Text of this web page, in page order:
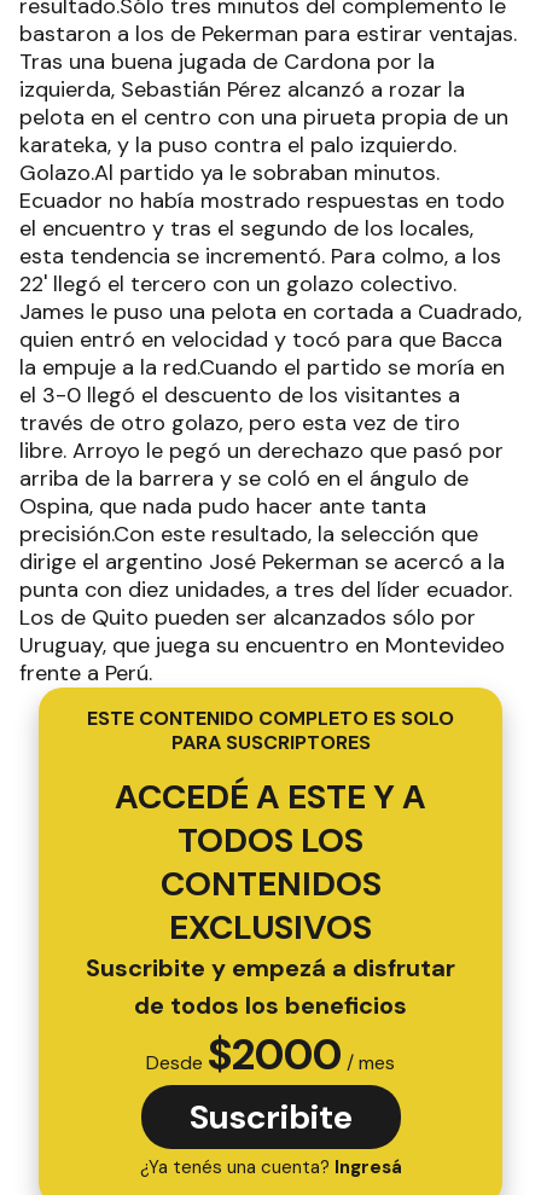
resultado.Sólo tres minutos del complemento le
bastaron a los de Pekerman para estirar ventajas.
Tras una buena jugada de Cardona por la
izquierda, Sebastián Pérez alcanzó a rozar la
pelota en el centro con una pirueta propia de un
karateka, y la puso contra el palo izquierdo.
Golazo.Al partido ya le sobraban minutos.
Ecuador no había mostrado respuestas en todo
el encuentro y tras el segundo de los locales,
esta tendencia se incrementó. Para colmo, a los
22' llegó el tercero con un golazo colectivo.
James le puso una pelota en cortada a Cuadrado,
quien entró en velocidad y tocó para que Bacca
la empuje a la red.Cuando el partido se moría en
el 3-0 llegó el descuento de los visitantes a
través de otro golazo, pero esta vez de tiro
libre. Arroyo le pegó un derechazo que pasó por
arriba de la barrera y se coló en el ángulo de
Ospina, que nada pudo hacer ante tanta
precisión.Con este resultado, la selección que
dirige el argentino José Pekerman se acercó a la
punta con diez unidades, a tres del líder ecuador.
Los de Quito pueden ser alcanzados sólo por
Uruguay, que juega su encuentro en Montevideo
frente a Perú.
ESTE CONTENIDO COMPLETO ES SOLO
PARA SUSCRIPTORES
ACCEDÉ A ESTE Y A
TODOS LOS
CONTENIDOS
EXCLUSIVOS
Suscribite y empezá a disfrutar
de todos los beneficios
Desde $2000 / mes
Suscribite
¿Ya tenés una cuenta? Ingresá